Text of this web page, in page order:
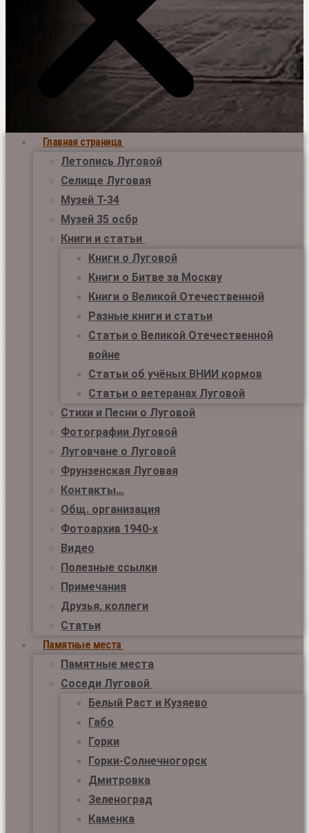
Главная страница
Летопись Луговой
Селище Луговая
Музей Т-34
Музей 35 осбр
Книги и статьи
Книги о Луговой
Книги о Битве за Москву
Книги о Великой Отечественной
Разные книги и статьи
Статьи о Великой Отечественной
войне
Статьи об учёных ВНИИ кормов
Статьи о ветеранах Луговой
Стихи и Песни о Луговой
Фотографии Луговой
Луговчане о Луговой
Фрунзенская Луговая
Контакты…
Общ. организация
Фотоархив 1940-х
Видео
Полезные ссылки
Примечания
Друзья, коллеги
Статьи
Памятные места
Памятные места
Соседи Луговой
Белый Раст и Кузяево
Габо
Горки
Горки-Солнечногорск
Дмитровка
Зеленоград
Каменка